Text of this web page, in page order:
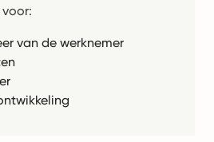
van de werknemer